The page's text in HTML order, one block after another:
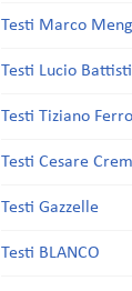
Testi Marco
Testi Lucio Battisti
Testi Tiziano Ferro
Testi Cesare
Testi Gazzelle
Testi BLANCO